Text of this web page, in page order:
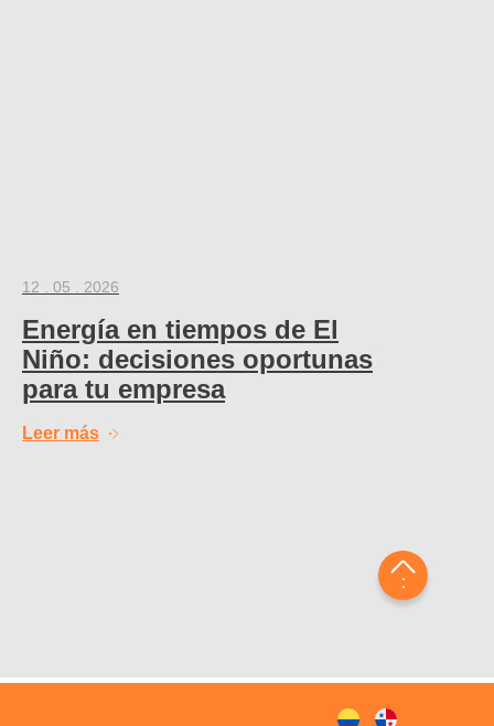
12 . 05 . 2026
Energía en tiempos de El
Niño: decisiones oportunas
para tu empresa
Leer más